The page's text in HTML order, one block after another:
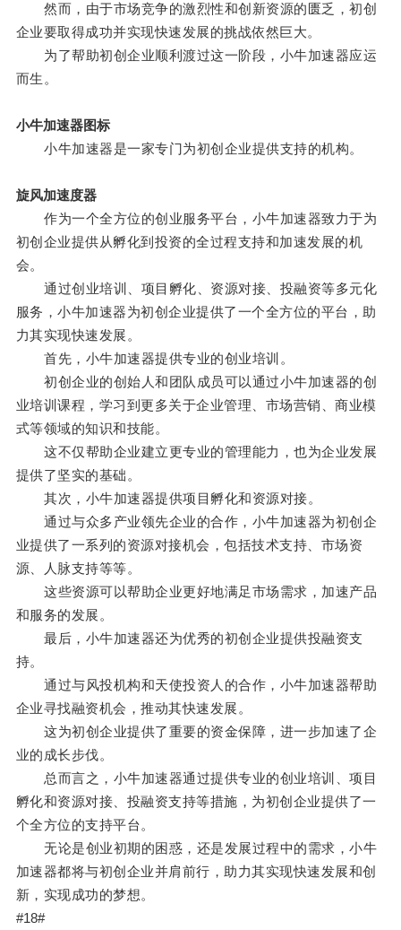
然而，由于市场竞争的激烈性和创新资源的匮乏，初创
企业要取得成功并实现快速发展的挑战依然巨大。
为了帮助初创企业顺利渡过这一阶段，小牛加速器应运
而生。
小牛加速器图标
小牛加速器是一家专门为初创企业提供支持的机构。
旋风加速度器
作为一个全方位的创业服务平台，小牛加速器致力于为
初创企业提供从孵化到投资的全过程支持和加速发展的机
会。
通过创业培训、项目孵化、资源对接、投融资等多元化
服务，小牛加速器为初创企业提供了一个全方位的平台，助
力其实现快速发展。
首先，小牛加速器提供专业的创业培训。
初创企业的创始人和团队成员可以通过小牛加速器的创
业培训课程，学习到更多关于企业管理、市场营销、商业模
式等领域的知识和技能。
这不仅帮助企业建立更专业的管理能力，也为企业发展
提供了坚实的基础。
其次，小牛加速器提供项目孵化和资源对接。
通过与众多产业领先企业的合作，小牛加速器为初创企
业提供了一系列的资源对接机会，包括技术支持、市场资
源、人脉支持等等。
这些资源可以帮助企业更好地满足市场需求，加速产品
和服务的发展。
最后，小牛加速器还为优秀的初创企业提供投融资支
持。
通过与风投机构和天使投资人的合作，小牛加速器帮助
企业寻找融资机会，推动其快速发展。
这为初创企业提供了重要的资金保障，进一步加速了企
业的成长步伐。
总而言之，小牛加速器通过提供专业的创业培训、项目
孵化和资源对接、投融资支持等措施，为初创企业提供了一
个全方位的支持平台。
无论是创业初期的困惑，还是发展过程中的需求，小牛
加速器都将与初创企业并肩前行，助力其实现快速发展和创
新，实现成功的梦想。
#18#